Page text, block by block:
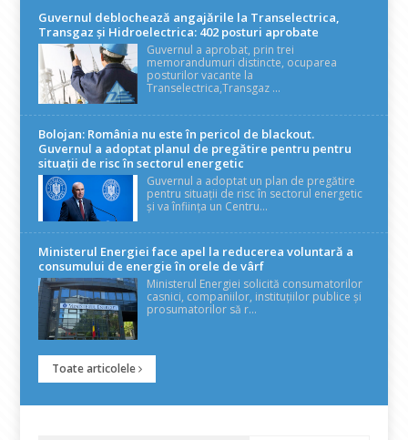
Guvernul deblochează angajările la Transelectrica,
Transgaz și Hidroelectrica: 402 posturi aprobate
Guvernul a aprobat, prin trei
memorandumuri distincte, ocuparea
posturilor vacante la
Transelectrica,Transgaz ...
Bolojan: România nu este în pericol de blackout.
Guvernul a adoptat planul de pregătire pentru pentru
situații de risc în sectorul energetic
Guvernul a adoptat un plan de pregătire
pentru situații de risc în sectorul energetic
și va înființa un Centru...
Ministerul Energiei face apel la reducerea voluntară a
consumului de energie în orele de vârf
Ministerul Energiei solicită consumatorilor
casnici, companiilor, instituțiilor publice și
prosumatorilor să r...
Toate articolele